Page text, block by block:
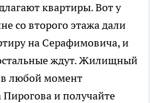
квартиры. Вот у
со второго этажа дали
на Серафимовича, и
ждут. Жилищный
в любой момент
и получайте